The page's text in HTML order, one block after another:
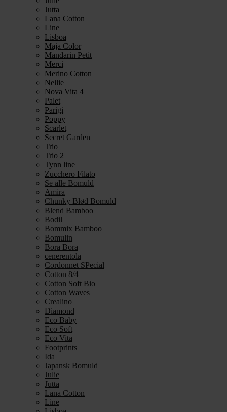
Jutta
Lana Cotton
Line
Lisboa
Maja Color
Mandarin Petit
Merci
Merino Cotton
Nellie
Nova Vita 4
Palet
Parigi
Poppy
Scarlet
Secret Garden
Trio
Trio 2
Tynn line
Zucchero Filato
Se alle Bomuld
Amira
Chunky Blød Bomuld
Blend Bamboo
Bodil
Bommix Bamboo
Bomulin
Bora Bora
cenerentola
Cordonnet SPecial
Cotton 8/4
Cotton Soft Bio
Cotton Waves
Crealino
Diamond
Eco Baby
Eco Soft
Eco Vita
Footprints
Ida
Japansk Bomuld
Julie
Jutta
Lana Cotton
Line